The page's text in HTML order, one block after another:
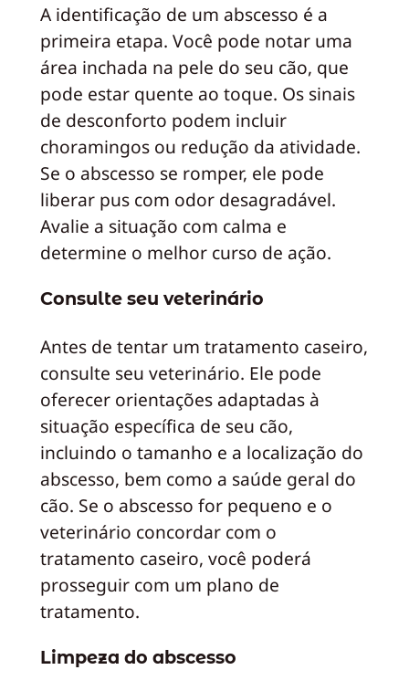
A identificação de um abscesso é a
primeira etapa. Você pode notar uma
área inchada na pele do seu cão, que
pode estar quente ao toque. Os sinais
de desconforto podem incluir
choramingos ou redução da atividade.
Se o abscesso se romper, ele pode
liberar pus com odor desagradável.
Avalie a situação com calma e
determine o melhor curso de ação.
Consulte seu veterinário
Antes de tentar um tratamento caseiro,
consulte seu veterinário. Ele pode
oferecer orientações adaptadas à
situação específica de seu cão,
incluindo o tamanho e a localização do
abscesso, bem como a saúde geral do
cão. Se o abscesso for pequeno e o
veterinário concordar com o
tratamento caseiro, você poderá
prosseguir com um plano de
tratamento.
Limpeza do abscesso